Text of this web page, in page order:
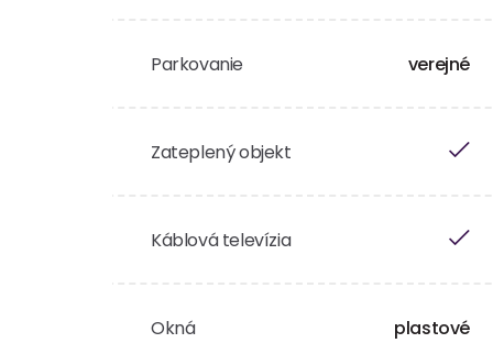
Parkovanie verejné
Zateplený objekt
Káblová televízia
Okná plastové